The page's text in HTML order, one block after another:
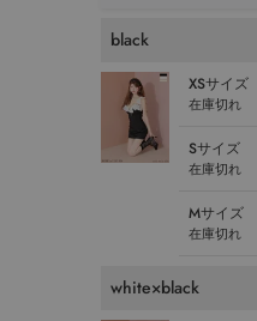
black
XSサイズ
在庫切れ
Sサイズ
在庫切れ
Mサイズ
在庫切れ
white×black